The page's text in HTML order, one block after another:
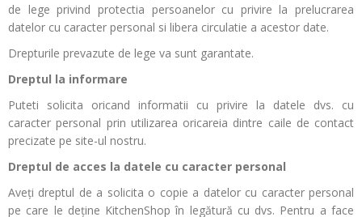
de lege privind protectia persoanelor cu privire la prelucrarea
datelor cu caracter personal si libera circulatie a acestor date.
Drepturile prevazute de lege va sunt garantate.
Dreptul la informare
Puteti solicita oricand informatii cu privire la datele dvs. cu
caracter personal prin utilizarea oricareia dintre caile de contact
precizate pe site-ul nostru.
Dreptul de acces la datele cu caracter personal
Aveți dreptul de a solicita o copie a datelor cu caracter personal
pe care le deține KitchenShop în legătură cu dvs. Pentru a face